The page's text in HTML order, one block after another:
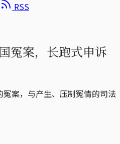
RSS
冤案，长跑式申诉
案，与产生、压制冤情的司法